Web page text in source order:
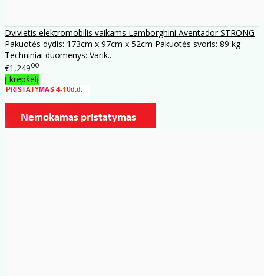
Dvivietis elektromobilis vaikams Lamborghini Aventador STRONG
Pakuotės dydis: 173cm x 97cm x 52cm Pakuotės svoris: 89 kg
Techniniai duomenys: Varik..
€1,24900
Į krepšelį